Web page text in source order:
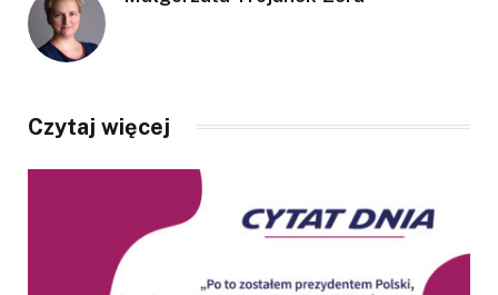
Czytaj więcej